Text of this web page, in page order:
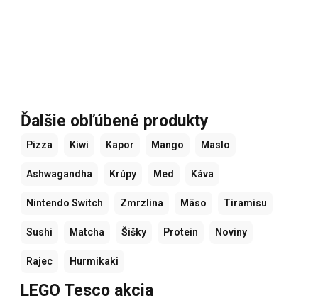
Ďalšie obľúbené produkty
Pizza Kiwi Kapor Mango Maslo
Ashwagandha Krúpy Med Káva
Nintendo Switch Zmrzlina Mäso Tiramisu
Sushi Matcha Šišky Protein Noviny
Rajec Hurmikaki
LEGO Tesco akcia